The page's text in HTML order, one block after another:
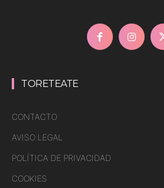
TORETEATE
CONTACTO
AVISO LEGAL
POLÍTICA DE PRIVACIDAD
COOKIES